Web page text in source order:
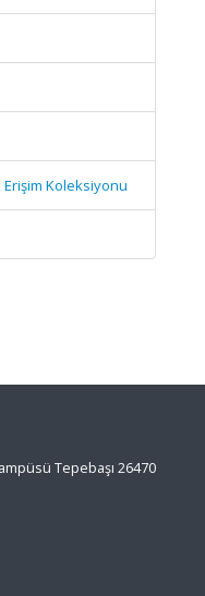
Erişim Koleksiyonu
Tepebaşı 26470